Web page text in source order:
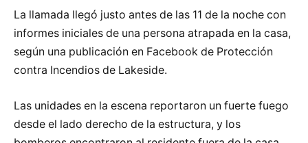
La llamada llegó justo antes de las 11 de la noche con
informes iniciales de una persona atrapada en la casa,
según una publicación en Facebook de Protección
contra Incendios de Lakeside.
Las unidades en la escena reportaron un fuerte fuego
desde el lado derecho de la estructura, y los